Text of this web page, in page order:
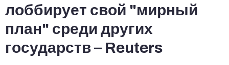
лоббирует свой "мирный
план" среди других
государств – Reuters